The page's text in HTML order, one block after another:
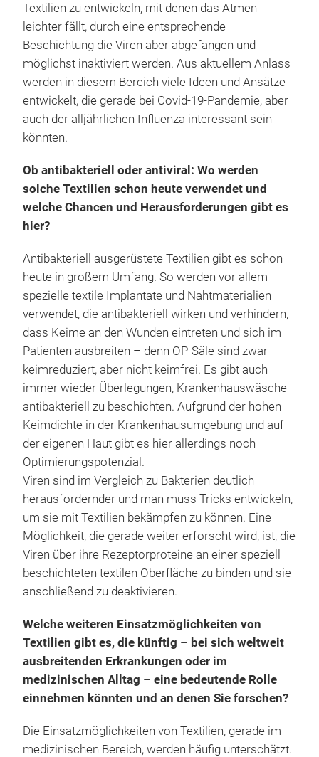
Textilien zu entwickeln, mit denen das Atmen
leichter fällt, durch eine entsprechende
Beschichtung die Viren aber abgefangen und
möglichst inaktiviert werden. Aus aktuellem Anlass
werden in diesem Bereich viele Ideen und Ansätze
entwickelt, die gerade bei Covid-19-Pandemie, aber
auch der alljährlichen Influenza interessant sein
könnten.
Ob antibakteriell oder antiviral: Wo werden
solche Textilien schon heute verwendet und
welche Chancen und Herausforderungen gibt es
hier?
Antibakteriell ausgerüstete Textilien gibt es schon
heute in großem Umfang. So werden vor allem
spezielle textile Implantate und Nahtmaterialien
verwendet, die antibakteriell wirken und verhindern,
dass Keime an den Wunden eintreten und sich im
Patienten ausbreiten – denn OP-Säle sind zwar
keimreduziert, aber nicht keimfrei. Es gibt auch
immer wieder Überlegungen, Krankenhauswäsche
antibakteriell zu beschichten. Aufgrund der hohen
Keimdichte in der Krankenhausumgebung und auf
der eigenen Haut gibt es hier allerdings noch
Optimierungspotenzial.
Viren sind im Vergleich zu Bakterien deutlich
herausfordernder und man muss Tricks entwickeln,
um sie mit Textilien bekämpfen zu können. Eine
Möglichkeit, die gerade weiter erforscht wird, ist, die
Viren über ihre Rezeptorproteine an einer speziell
beschichteten textilen Oberfläche zu binden und sie
anschließend zu deaktivieren.
Welche weiteren Einsatzmöglichkeiten von
Textilien gibt es, die künftig – bei sich weltweit
ausbreitenden Erkrankungen oder im
medizinischen Alltag – eine bedeutende Rolle
einnehmen könnten und an denen Sie forschen?
Die Einsatzmöglichkeiten von Textilien, gerade im
medizinischen Bereich, werden häufig unterschätzt.